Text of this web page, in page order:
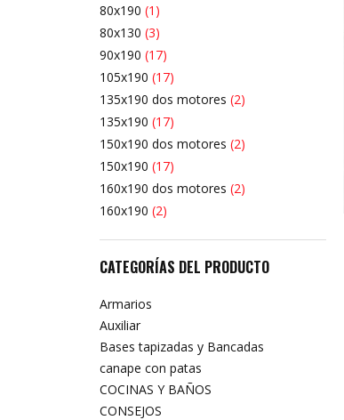
80x190 (1)
80x130 (3)
90x190 (17)
105x190 (17)
135x190 dos motores (2)
135x190 (17)
150x190 dos motores (2)
150x190 (17)
160x190 dos motores (2)
160x190 (2)
CATEGORÍAS DEL PRODUCTO
Armarios
Auxiliar
Bases tapizadas y Bancadas
canape con patas
COCINAS Y BAÑOS
CONSEJOS